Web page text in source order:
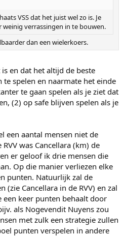
VSS dat het juist wel zo is. Je
verrassingen in te bouwen.
dan een wielerkoers.
en dat het altijd de beste
spelen en naarmate het einde
te gaan spelen als je ziet dat
(2) op safe blijven spelen als je
een aantal mensen niet de
was Cancellara (km) de
er geloof ik drie mensen die
Op die manier verliezen elke
punten. Natuurlijk zal de
Cancellara in de RVV) en zal
keer punten behaalt door
als Nogevendit Nuyens zou
met zulk een strategie zullen
punten verspelen in andere